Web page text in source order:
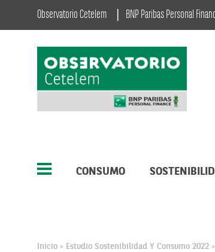
Observatorio Cetelem BNP Paribas Personal
CONSUMO
Inicio > Estudio Sostenibilidad Y Consumo 2022 >